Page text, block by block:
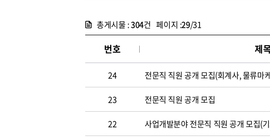
총게시물 :304건 페이지 :29/31
번호 제
24 전문직 직원 공개 모집(회계사, 물류마
23 전문직 직원 공개 모집
22 사업개발분야 전문직 직원 공개 모집(